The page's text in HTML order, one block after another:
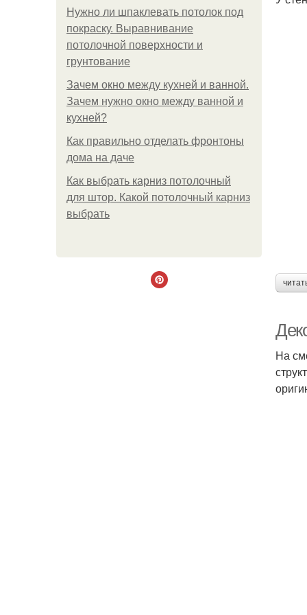
Нужно ли шпаклевать потолок под
покраску. Выравнивание
потолочной поверхности и
грунтование
Зачем окно между кухней и ванной.
Зачем нужно окно между ванной и
кухней?
Как правильно отделать фронтоны
дома на даче
Как выбрать карниз потолочный
для штор. Какой потолочный карниз
выбрать
На